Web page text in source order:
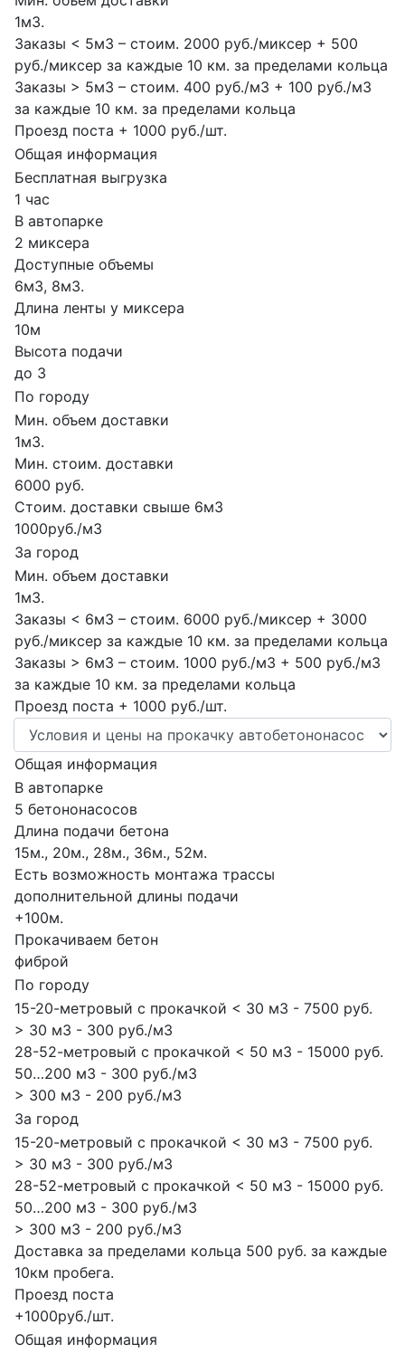
1м3.
Заказы < 5м3 – стоим. 2000 руб./миксер + 500
руб./миксер за каждые 10 км. за пределами кольца
Заказы > 5м3 – стоим. 400 руб./м3 + 100 руб./м3
за каждые 10 км. за пределами кольца
Проезд поста + 1000 руб./шт.
Общая информация
Бесплатная выгрузка
1 час
В автопарке
2 миксера
Доступные объемы
6м3, 8м3.
Длина ленты у миксера
10м
Высота подачи
до 3
По городу
Мин. объем доставки
1м3.
Мин. стоим. доставки
6000 руб.
Стоим. доставки свыше 6м3
1000руб./м3
За город
Мин. объем доставки
1м3.
Заказы < 6м3 – стоим. 6000 руб./миксер + 3000
руб./миксер за каждые 10 км. за пределами кольца
Заказы > 6м3 – стоим. 1000 руб./м3 + 500 руб./м3
за каждые 10 км. за пределами кольца
Проезд поста + 1000 руб./шт.
Общая информация
В автопарке
5 бетононасосов
Длина подачи бетона
15м., 20м., 28м., 36м., 52м.
Есть возможность монтажа трассы
дополнительной длины подачи
+100м.
Прокачиваем бетон
фиброй
По городу
15-20-метровый с прокачкой < 30 м3 - 7500 руб.
> 30 м3 - 300 руб./м3
28-52-метровый с прокачкой < 50 м3 - 15000 руб.
50…200 м3 - 300 руб./м3
> 300 м3 - 200 руб./м3
За город
15-20-метровый с прокачкой < 30 м3 - 7500 руб.
> 30 м3 - 300 руб./м3
28-52-метровый с прокачкой < 50 м3 - 15000 руб.
50…200 м3 - 300 руб./м3
> 300 м3 - 200 руб./м3
Доставка за пределами кольца 500 руб. за каждые
10км пробега.
Проезд поста
+1000руб./шт.
Общая информация